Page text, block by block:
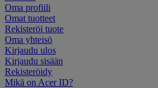
Oma profiili
Omat tuotteet
Rekisteröi tuote
Oma yhteisö
Kirjaudu ulos
Kirjaudu sisään
Rekisteröidy
Mikä on Acer ID?